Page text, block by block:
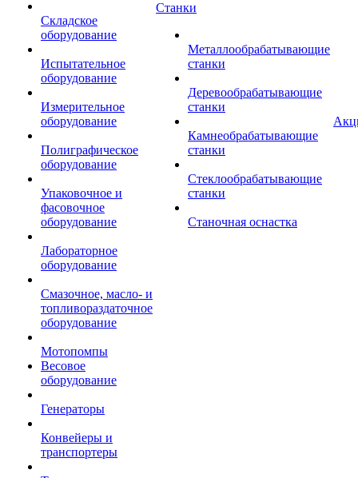
Складское
оборудование
Испытательное
оборудование
Измерительное
оборудование
Полиграфическое
оборудование
Упаковочное и
фасовочное
оборудование
Лабораторное
оборудование
Смазочное, масло- и
топливораздаточное
оборудование
Мотопомпы
Весовое
оборудование
Генераторы
Конвейеры и
транспортеры
Станки
Металлообрабатывающие
станки
Деревообрабатывающие
станки
Камнеобрабатывающие
станки
Стеклообрабатывающие
станки
Станочная оснастка